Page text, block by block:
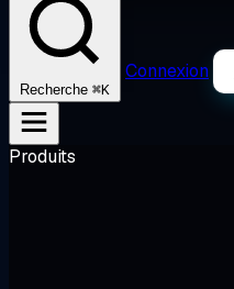
Recherche ⌘K
Connexion
Produits